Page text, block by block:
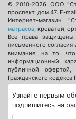
© 2010-2026.ООО
проспект, дом 47. E-
Интернет-магазин
матрасов, кроватей,
Все права
письменного
внимание на то, что
информационный
публичной
Гражданского кодекса
Узнайте первым
подпишитесь на